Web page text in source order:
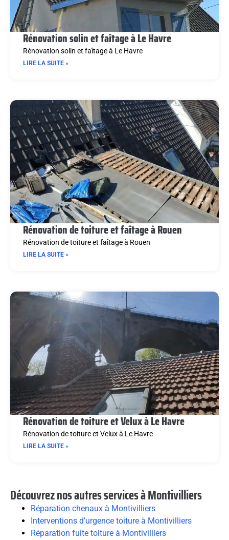
Rénovation solin et faîtage à Le Havre
Rénovation solin et faîtage à Le Havre
LIRE LA SUITE »
Rénovation de toiture et faîtage à Rouen
Rénovation de toiture et faîtage à Rouen
LIRE LA SUITE »
Rénovation de toiture et Velux à Le Havre
Rénovation de toiture et Velux à Le Havre
LIRE LA SUITE »
Découvrez nos autres services à Montivilliers
Réparation chenaux à Montivilliers
Interventions d’urgence toiture à Montivilliers
Réparation fuite toiture à Montivilliers